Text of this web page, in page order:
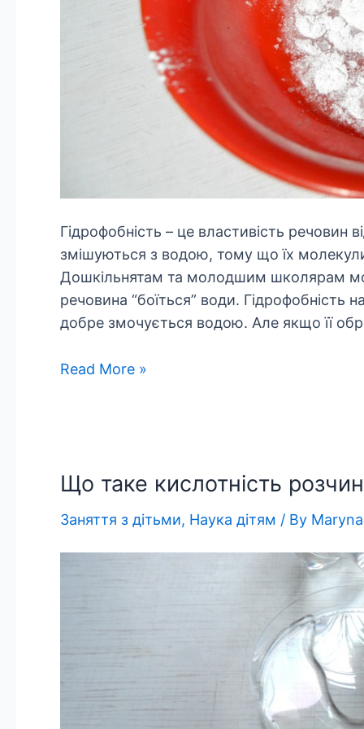
Гідрофобність – це властивість речовин
змішуються з водою, тому що їх
Дошкільнятам та молодшим школярам
речовина “боїться” води. Гідрофобність
добре змочується водою. Але якщо її
Гідрофобність.
Read More »
Що таке кислотність
Заняття з дітьми, Наука дітям / By Maryna